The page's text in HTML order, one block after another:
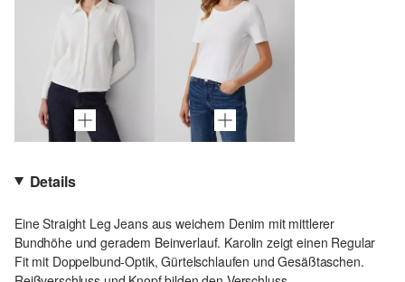
Details
Eine Straight Leg Jeans aus weichem Denim mit mittlerer
Bundhöhe und geradem Beinverlauf. Karolin zeigt einen Regular
Fit mit Doppelbund-Optik, Gürtelschlaufen und Gesäßtaschen.